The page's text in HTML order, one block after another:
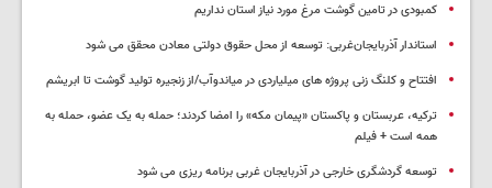
کمبودی در تامین گوشت مرغ مورد نیاز استان نداریم
استاندار آذربایجان‌غربی: توسعه از محل حقوق دولتی معادن محقق می شود
افتتاح و کلنگ زنی پروژه های میلیاردی در میاندوآب/از زنجیره تولید گوشت تا ابریشم
ترکیه، عربستان و پاکستان «پیمان مکه» را امضا کردند؛ حمله به یک عضو، حمله به
همه است + فیلم
توسعه گردشگری خارجی در آذربایجان غربی برنامه ریزی می شود